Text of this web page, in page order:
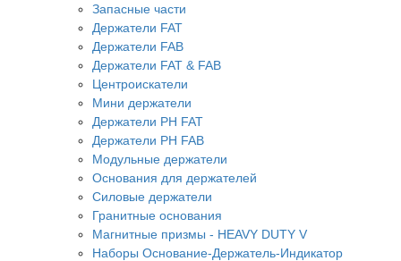
Запасные части
Держатели FAT
Держатели FAB
Держатели FAT & FAB
Центроискатели
Мини держатели
Держатели PH FAT
Держатели PH FAB
Модульные держатели
Основания для держателей
Силовые держатели
Гранитные основания
Магнитные призмы - HEAVY DUTY V
Наборы Основание-Держатель-Индикатор